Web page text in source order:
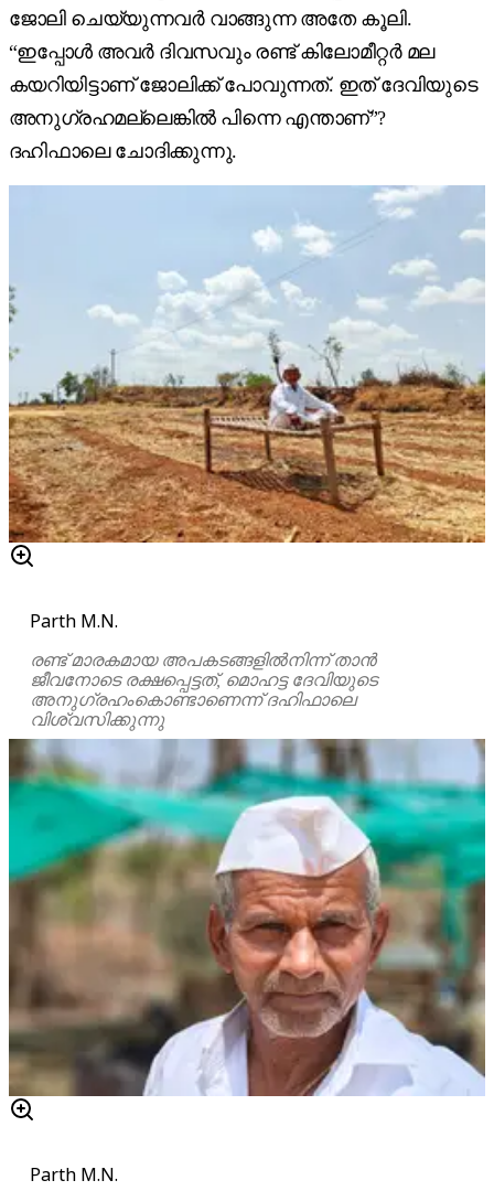
ജോലി ചെയ്യുന്നവർ വാങ്ങുന്ന അതേ കൂലി.
“ഇപ്പോൾ അവർ ദിവസവും രണ്ട് കിലോമീറ്റർ മല
കയറിയിട്ടാണ് ജോലിക്ക് പോവുന്നത്. ഇത് ദേവിയുടെ
അനുഗ്രഹമല്ലെങ്കിൽ പിന്നെ എന്താണ്”?
ദഹിഫാലെ ചോദിക്കുന്നു.
Parth M.N.
രണ്ട് മാരകമായ അപകടങ്ങളിൽനിന്ന് താൻ
ജീവനോടെ രക്ഷപ്പെട്ടത്, മൊഹട്ട ദേവിയുടെ
അനുഗ്രഹംകൊണ്ടാണെന്ന് ദഹിഫാലെ
വിശ്വസിക്കുന്നു
Parth M.N.